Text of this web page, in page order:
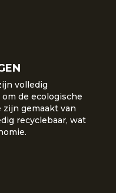
volledig
de ecologische
gemaakt van
recyclebaar, wat